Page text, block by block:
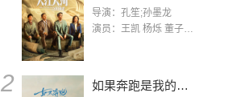
导演：孔笙;孙墨龙
演员：王凯 杨烁 董子健 杨采钰 张佳宁 练练 林栋甫 房子斌
2 如果奔跑是我的人生